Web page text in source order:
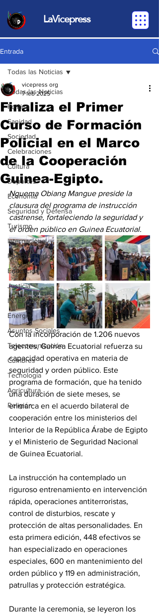
LaVicepress
Entrada
Todas las Noticias
Política
Sanidad
Sociedad
Celebraciones
Cultura
Deportes
Economia
Seguridad y Defensa
Turismo
Internacional
Politca Exterior
Educación
Justicia
INTERIOR
Energia
Asuntos Sociales
Telecomunicación
Cumbres
Tecnología
Agricultura
Religión
Todas las Noticias
Finaliza el Primer
Curso de Formación
Policial en el Marco
de la Cooperación
Guinea-Egipto.
vicepress org
7 feb 2025
Nguema Obiang Mangue preside la
clausura del programa de instrucción
castrense, fortaleciendo la seguridad y
el orden público en Guinea Ecuatorial.
Con la incorporación de 1.206 nuevos
agentes, Guinea Ecuatorial refuerza su
capacidad operativa en materia de
seguridad y orden público. Este
programa de formación, que ha tenido
una duración de siete meses, se
enmarca en el acuerdo bilateral de
cooperación entre los ministerios del
Interior de la República Árabe de Egipto
y el Ministerio de Seguridad Nacional
de Guinea Ecuatorial.
La instrucción ha contemplado un
riguroso entrenamiento en intervención
rápida, operaciones antiterroristas,
control de disturbios, rescate y
protección de altas personalidades. En
esta primera edición, 448 efectivos se
han especializado en operaciones
especiales, 600 en mantenimiento del
orden público y 119 en administración,
patrullas y protección estratégica.
Durante la ceremonia, se leyeron los